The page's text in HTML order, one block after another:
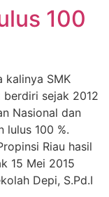
100
kalinya SMK
berdiri sejak 2012
Nasional dan
lulus 100 %.
Riau hasil
15 Mei 2015
Depi, S.Pd.I